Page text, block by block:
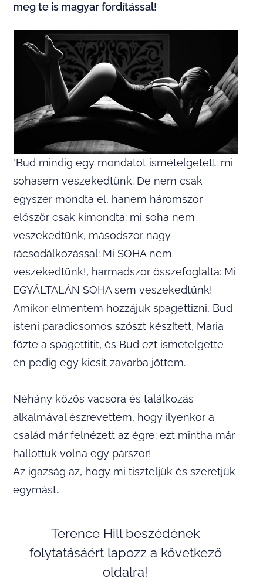
meg te is magyar fordítással!
"Bud mindig egy mondatot ismételgetett: mi
sohasem veszekedtünk. De nem csak
egyszer mondta el, hanem háromszor
először csak kimondta: mi soha nem
veszekedtünk, másodszor nagy
rácsodálkozással: Mi SOHA nem
veszekedtünk!, harmadszor összefoglalta: Mi
EGYÁLTALÁN SOHA sem veszekedtünk!
Amikor elmentem hozzájuk spagettizni, Bud
isteni paradicsomos szószt készített, Maria
főzte a spagettitit, és Bud ezt ismételgette
én pedig egy kicsit zavarba jöttem.
Néhány közös vacsora és találkozás
alkalmával észrevettem, hogy ilyenkor a
család már felnézett az égre: ezt mintha már
hallottuk volna egy párszor!
Az igazság az, hogy mi tiszteljük és szeretjük
egymást…
Terence Hill beszédének
folytatásáért lapozz a következő
oldalra!